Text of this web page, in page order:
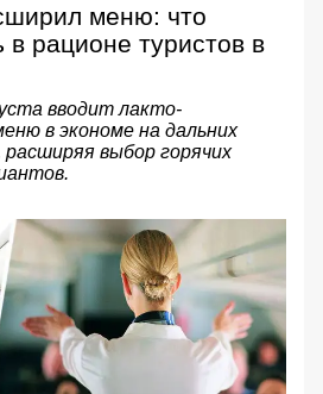
меню: что
в рационе туристов в
вводит лакто-
в экономе на дальних
расширяя выбор горячих